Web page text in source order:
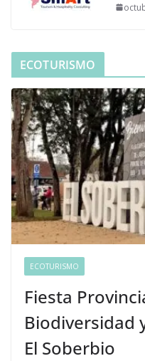
ECOTURISMO
ECOTURISMO
Fiesta
Biodiversidad
El Soberbio